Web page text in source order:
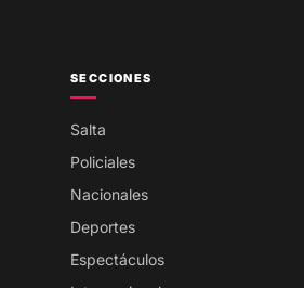
SECCIONES
Salta
Policiales
Nacionales
Deportes
Espectáculos